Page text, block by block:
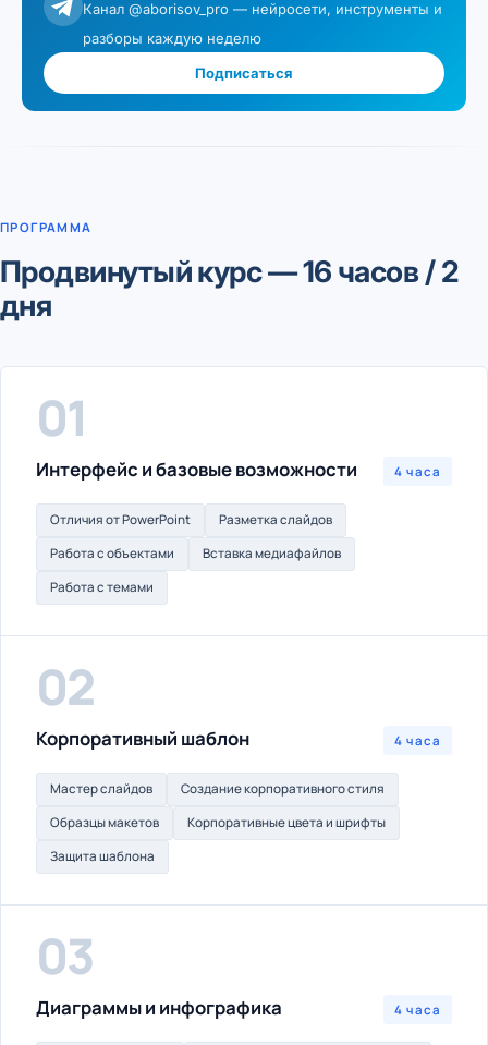
Канал @aborisov_pro — нейросети, инструменты и
разборы каждую неделю
Подписаться
ПРОГРАММА
Продвинутый курс — 16 часов / 2
дня
01
Интерфейс и базовые возможности 4 часа
Отличия от PowerPoint
Разметка слайдов
Работа с объектами
Вставка медиафайлов
Работа с темами
02
Корпоративный шаблон 4 часа
Мастер слайдов
Создание корпоративного стиля
Образцы макетов
Корпоративные цвета и шрифты
Защита шаблона
03
Диаграммы и инфографика 4 часа